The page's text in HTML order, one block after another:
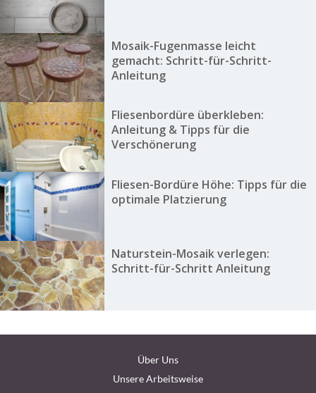
Mosaik-Fugenmasse leicht
gemacht: Schritt-für-Schritt-
Anleitung
Fliesenbordüre überkleben:
Anleitung & Tipps für die
Verschönerung
Fliesen-Bordüre Höhe: Tipps für die
optimale Platzierung
Naturstein-Mosaik verlegen:
Schritt-für-Schritt Anleitung
Über Uns
Unsere Arbeitsweise